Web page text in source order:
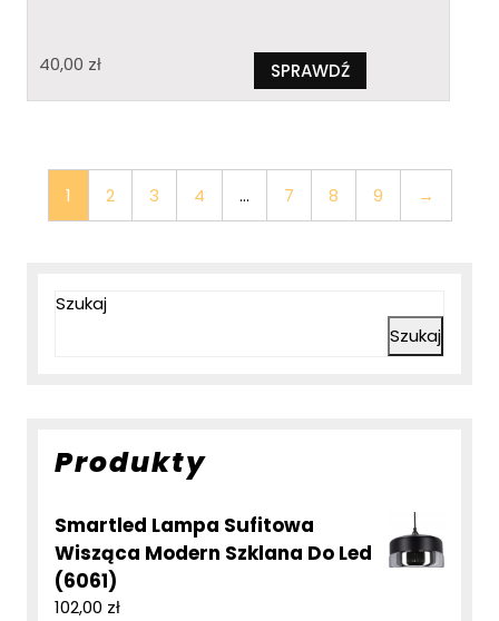
40,00 zł SPRAWDŹ
1 2 3 4 … 7 8 9 →
Szukaj
Szukaj
Produkty
Smartled Lampa Sufitowa
Wisząca Modern Szklana Do Led
(6061)
102,00 zł